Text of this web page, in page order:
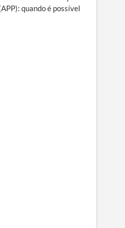
quando é possível